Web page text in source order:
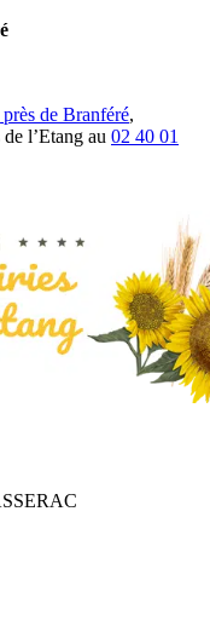
de Branféré,
l’Etang au 02 40 01